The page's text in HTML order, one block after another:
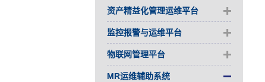
资产精益化管理运维平台
监控报警与运维平台
物联网管理平台
MR运维辅助系统